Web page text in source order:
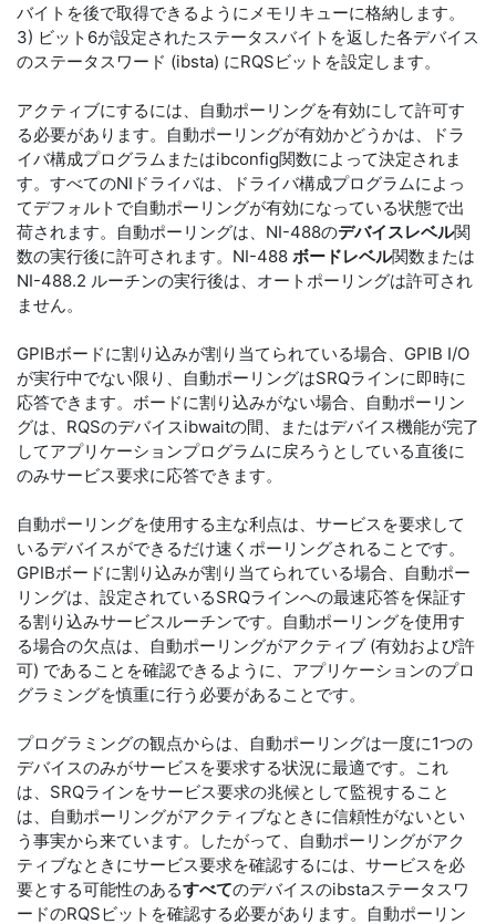
バイトを後で取得できるようにメモリキューに格納します。
3) ビット6が設定されたステータスバイトを返した各デバイス
のステータスワード (ibsta) にRQSビットを設定します。
アクティブにするには、自動ポーリングを有効にして許可す
る必要があります。自動ポーリングが有効かどうかは、ドラ
イバ構成プログラムまたはibconfig関数によって決定されま
す。すべてのNIドライバは、ドライバ構成プログラムによっ
てデフォルトで自動ポーリングが有効になっている状態で出
荷されます。自動ポーリングは、NI-488のデバイスレベル関
数の実行後に許可されます。NI-488 ボードレベル関数または
NI-488.2 ルーチンの実行後は、オートポーリングは許可され
ません。
GPIBボードに割り込みが割り当てられている場合、GPIB I/O
が実行中でない限り、自動ポーリングはSRQラインに即時に
応答できます。ボードに割り込みがない場合、自動ポーリン
グは、RQSのデバイスibwaitの間、またはデバイス機能が完了
してアプリケーションプログラムに戻ろうとしている直後に
のみサービス要求に応答できます。
自動ポーリングを使用する主な利点は、サービスを要求して
いるデバイスができるだけ速くポーリングされることです。
GPIBボードに割り込みが割り当てられている場合、自動ポー
リングは、設定されているSRQラインへの最速応答を保証す
る割り込みサービスルーチンです。自動ポーリングを使用す
る場合の欠点は、自動ポーリングがアクティブ (有効および許
可) であることを確認できるように、アプリケーションのプロ
グラミングを慎重に行う必要があることです。
プログラミングの観点からは、自動ポーリングは一度に1つの
デバイスのみがサービスを要求する状況に最適です。これ
は、SRQラインをサービス要求の兆候として監視すること
は、自動ポーリングがアクティブなときに信頼性がないとい
う事実から来ています。したがって、自動ポーリングがアク
ティブなときにサービス要求を確認するには、サービスを必
要とする可能性のあるすべてのデバイスのibstaステータスワ
ードのRQSビットを確認する必要があります。自動ポーリン